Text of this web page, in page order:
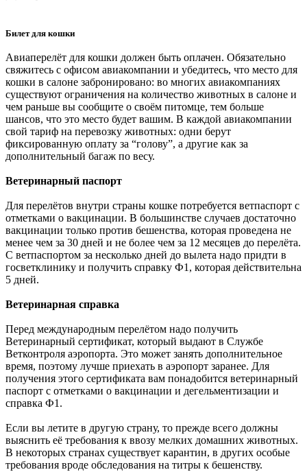
Билет для кошки
Авиаперелёт для кошки должен быть оплачен. Обязательно
свяжитесь с офисом авиакомпании и убедитесь, что место для
кошки в салоне забронировано: во многих авиакомпаниях
существуют ограничения на количество животных в салоне и
чем раньше вы сообщите о своём питомце, тем больше
шансов, что это место будет вашим. В каждой авиакомпании
свой тариф на перевозку животных: одни берут
фиксированную оплату за “голову”, а другие как за
дополнительный багаж по весу.
Ветеринарный паспорт
Для перелётов внутри страны кошке потребуется ветпаспорт с
отметками о вакцинации. В большинстве случаев достаточно
вакцинации только против бешенства, которая проведена не
менее чем за 30 дней и не более чем за 12 месяцев до перелёта.
С ветпаспортом за несколько дней до вылета надо придти в
госветклинику и получить справку Ф1, которая действительна
5 дней.
Ветеринарная справка
Перед международным перелётом надо получить
Ветеринарный сертификат, который выдают в Службе
Ветконтроля аэропорта. Это может занять дополнительное
время, поэтому лучше приехать в аэропорт заранее. Для
получения этого сертификата вам понадобится ветеринарный
паспорт с отметками о вакцинации и дегельментизации и
справка Ф1.
Если вы летите в другую страну, то прежде всего должны
выяснить её требования к ввозу мелких домашних животных.
В некоторых странах существует карантин, в других особые
требования вроде обследования на титры к бешенству.